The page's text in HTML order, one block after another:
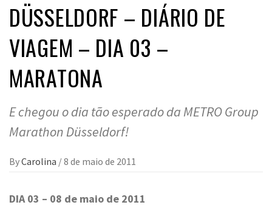
DÜSSELDORF – DIÁRIO DE
VIAGEM – DIA 03 –
MARATONA
E chegou o dia tão esperado da METRO Group
Marathon Düsseldorf!
ByCarolina /8 de maio de 2011
DIA 03 – 08 de maio de 2011